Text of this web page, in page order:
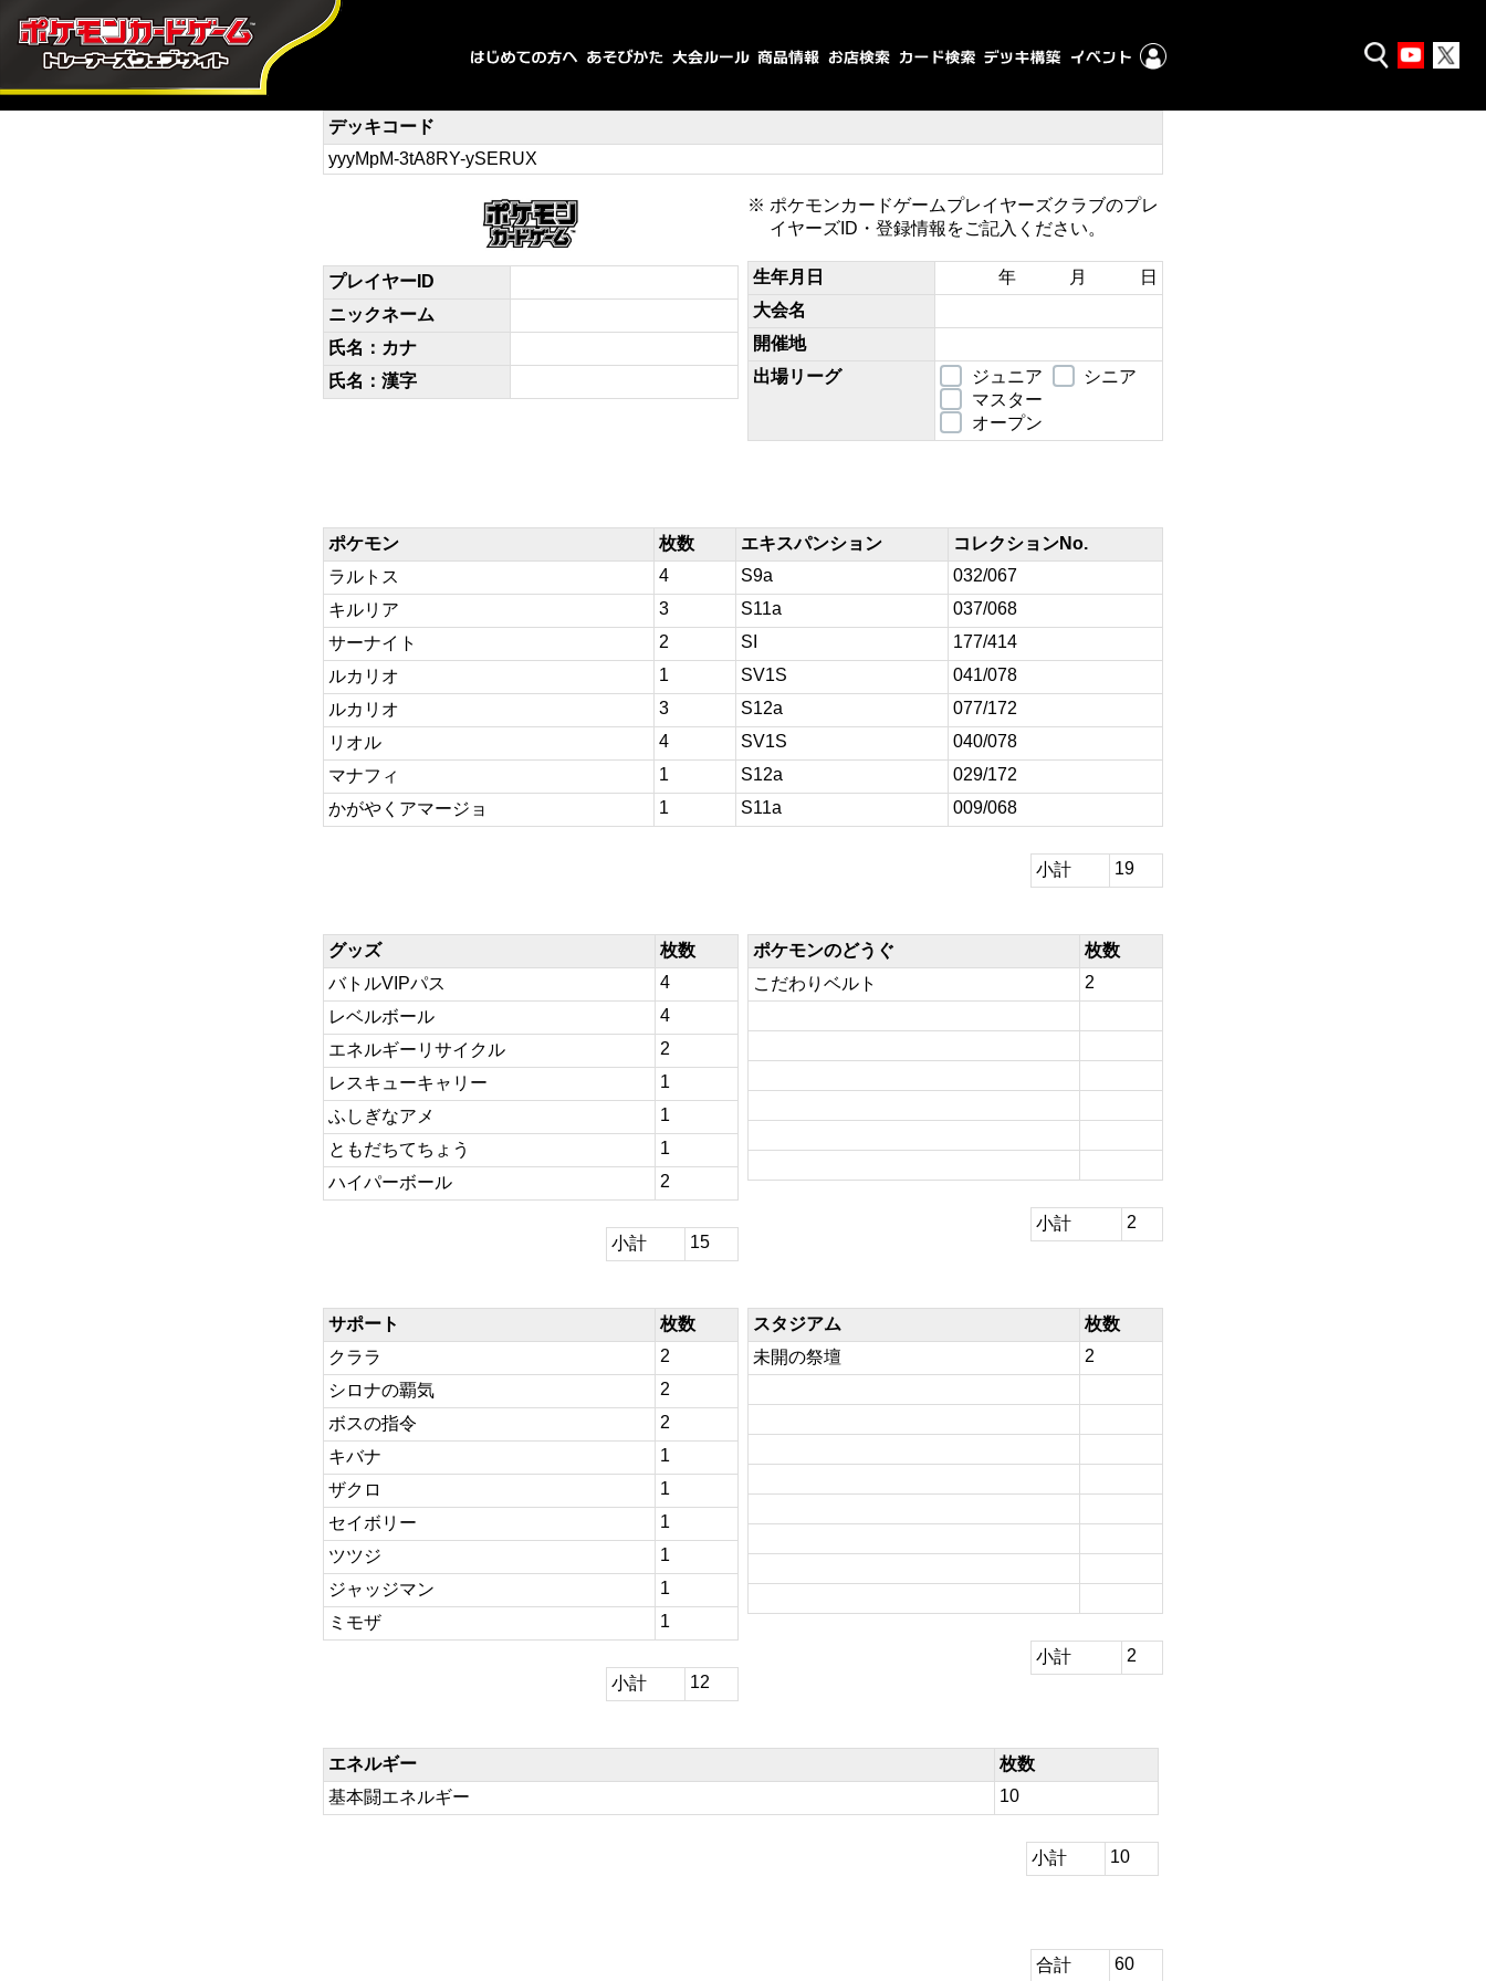
デッキコード
yyyMpM-3tA8RY-ySERUX
プレイヤーID
ニックネーム
氏名：カナ
氏名：漢字
ポケモンカードゲームプレイヤーズクラブのプレ
イヤーズID・登録情報をご記入ください。
生年月日
年 月 日
大会名
開催地
出場リーグ
ジュニア
シニア
マスター
オープン
ポケモン 枚数 エキスパンション
コレクションNo.
ラルトス
4 S9a
032/067
キルリア
3 S11a
037/068
サーナイト
2 SI
177/414
ルカリオ
1 SV1S
041/078
ルカリオ
3 S12a
077/172
リオル
4 SV1S
040/078
マナフィ
1 S12a
029/172
かがやくアマージョ
1 S11a 009/068
小計 19
グッズ
枚数
バトルVIPパス
4
レベルボール
4
エネルギーリサイクル
2
レスキューキャリー
1
ふしぎなアメ
1
ともだちてちょう
1
ハイパーボール
2
小計 15
ポケモンのどうぐ
枚数
こだわりベルト
2
小計 2
サポート
枚数
クララ
2
シロナの覇気
2
ボスの指令
2
キバナ
1
ザクロ
1
セイボリー
1
ツツジ
1
ジャッジマン
1
ミモザ
1
小計 12
スタジアム
枚数
未開の祭壇
2
小計 2
エネルギー
枚数
基本闘エネルギー
10
小計 10
合計 60